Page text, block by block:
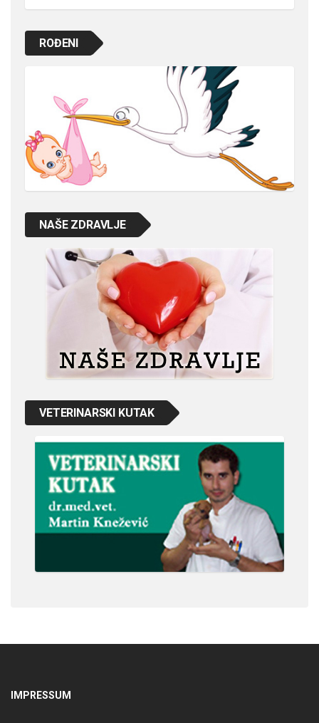
ROĐENI
NAŠE ZDRAVLJE
VETERINARSKI KUTAK
IMPRESSUM